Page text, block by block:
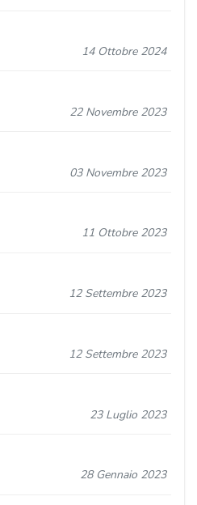
14 Ottobre 2024
22 Novembre 2023
03 Novembre 2023
11 Ottobre 2023
12 Settembre 2023
12 Settembre 2023
23 Luglio 2023
28 Gennaio 2023